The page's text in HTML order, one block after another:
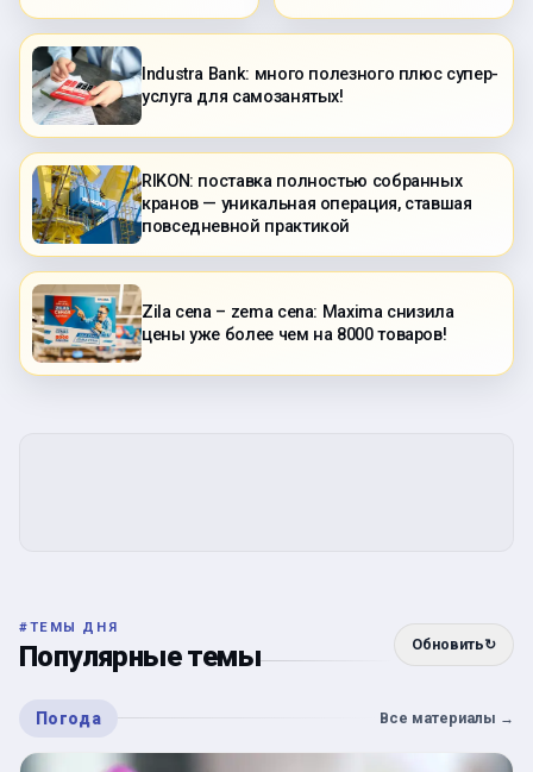
Industra Bank: много полезного плюс супер-
услуга для самозанятых!
RIKON: поставка полностью собранных
кранов — уникальная операция, ставшая
повседневной практикой
Zila cena – zema cena: Maxima снизила
цены уже более чем на 8000 товаров!
#ТЕМЫ ДНЯ
Популярные темы Обновить↻
Погода Все материалы →